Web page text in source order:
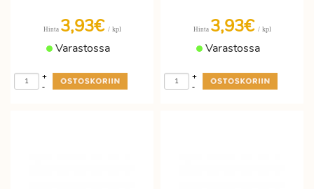
Hinta 3,93€ / kpl
Varastossa
-
+
Hinta 3,93€ / kpl
Varastossa
-
+